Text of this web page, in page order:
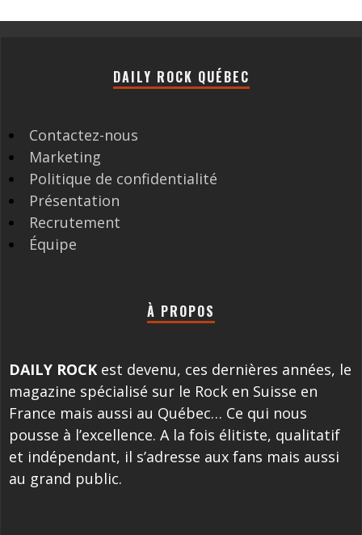
DAILY ROCK QUÉBEC
Contactez-nous
Marketing
Politique de confidentialité
Présentation
Recrutement
Équipe
À PROPOS
DAILY ROCK est devenu, ces dernières années, le
magazine spécialisé sur le Rock en Suisse en
France mais aussi au Québec… Ce qui nous
pousse à l’excellence. A la fois élitiste, qualitatif
et indépendant, il s’adresse aux fans mais aussi
au grand public.